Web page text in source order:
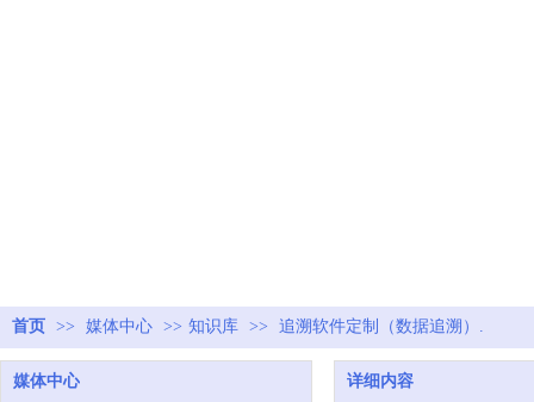
首页 >> 媒体中心 >> 知识库 >> 追溯软件定制（数据追溯）.
媒体中心 详细内容